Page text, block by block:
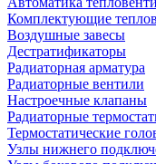
Комплектующие
Воздушные завесы
Дестратификаторы
Радиаторная арматура
Радиаторные вентили
Настроечные клапаны
Радиаторные
Термостатические
Узлы нижнего